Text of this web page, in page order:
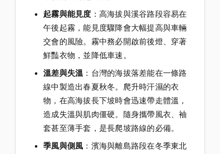
起霧與能見度 ：高海拔與溪谷路段容易在
午後起霧，能見度驟降會大幅提高與車輛
交會的風險。霧中務必開啟前後燈、穿著
鮮豔衣物，並降低車速。
溫差與失溫 ：台灣的海拔落差能在一條路
線中製造出春夏秋冬。爬升時汗濕的衣
物，在高海拔長下坡時會迅速帶走體溫，
造成失溫與肌肉僵硬。隨身攜帶風衣、袖
套甚至薄手套，是長爬坡路線的必備。
季風與側風 ：濱海與離島路段在冬季東北